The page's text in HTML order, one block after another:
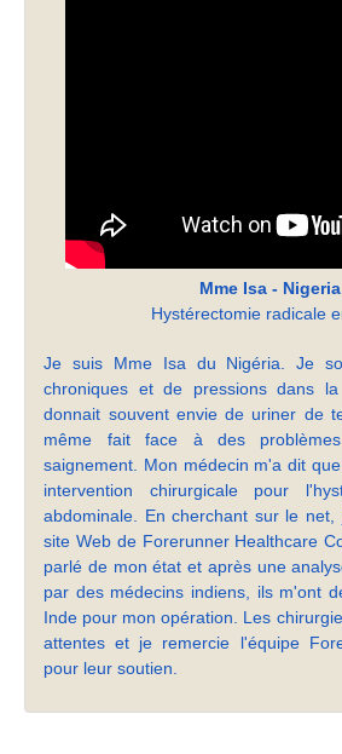
Mme Isa - Nigeria
Hystérectomie radicale
Je suis Mme Isa du Nigéria. Je
chroniques et de pressions dans
donnait souvent envie de uriner de
même fait face à des
saignement. Mon médecin m'a dit
intervention chirurgicale pour
abdominale. En cherchant sur le
site Web de Forerunner Healthcare
parlé de mon état et après une
par des médecins indiens, ils m'ont
Inde pour mon opération. Les
attentes et je remercie l'équipe
pour leur soutien.